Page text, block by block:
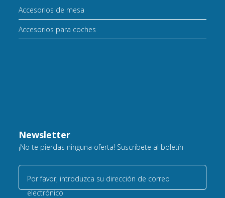
Accesorios de mesa
Accesorios para coches
Newsletter
¡No te pierdas ninguna oferta! Suscríbete al boletín
Por favor, introduzca su dirección de correo
electrónico